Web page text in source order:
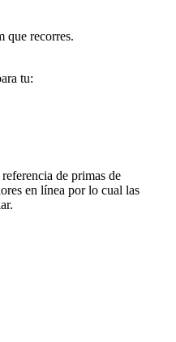
que recorres.
tu:
de primas de
en línea por lo cual las